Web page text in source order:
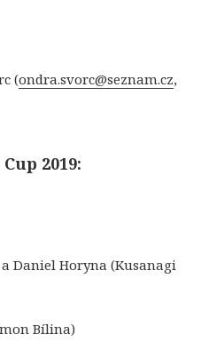
(ondra.svorc@seznam.cz,
2019:
Daniel Horyna (Kusanagi
Bílina)